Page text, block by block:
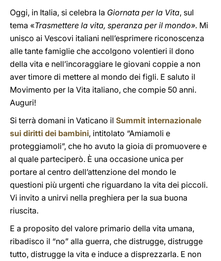
Oggi, in Italia, si celebra la Giornata per la Vita, sul
tema «Trasmettere la vita, speranza per il mondo». Mi
unisco ai Vescovi italiani nell’esprimere riconoscenza
alle tante famiglie che accolgono volentieri il dono
della vita e nell’incoraggiare le giovani coppie a non
aver timore di mettere al mondo dei figli. E saluto il
Movimento per la Vita italiano, che compie 50 anni.
Auguri!
Si terrà domani in Vaticano il Summit internazionale
sui diritti dei bambini, intitolato “Amiamoli e
proteggiamoli”, che ho avuto la gioia di promuovere e
al quale parteciperò. È una occasione unica per
portare al centro dell’attenzione del mondo le
questioni più urgenti che riguardano la vita dei piccoli.
Vi invito a unirvi nella preghiera per la sua buona
riuscita.
E a proposito del valore primario della vita umana,
ribadisco il “no” alla guerra, che distrugge, distrugge
tutto, distrugge la vita e induce a disprezzarla. E non